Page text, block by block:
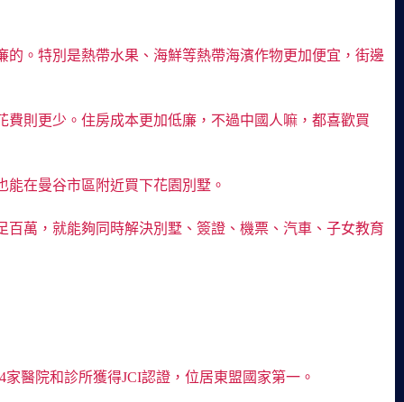
。特別是熱帶水果、海鮮等熱帶海濱作物更加便宜，街邊
則更少。住房成本更加低廉，不過中國人嘛，都喜歡買
在曼谷市區附近買下花園別墅。
萬，就能夠同時解決別墅、簽證、機票、汽車、子女教育
醫院和診所獲得JCI認證，位居東盟國家第一。